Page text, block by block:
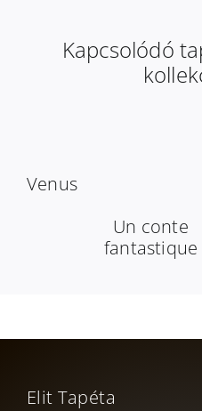
Kapcsolódó
Venus
Un conte
fantastique
Elit Tapéta